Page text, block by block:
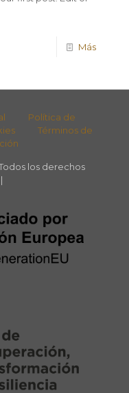
Más
Política de
Términos de
los derechos